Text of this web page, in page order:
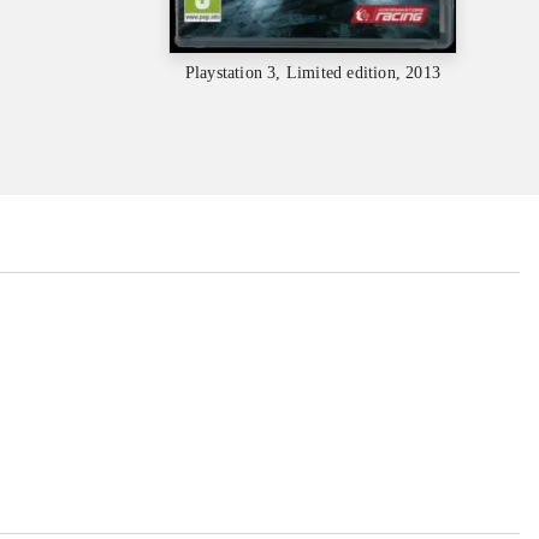
Playstation 3, Limited edition, 2013